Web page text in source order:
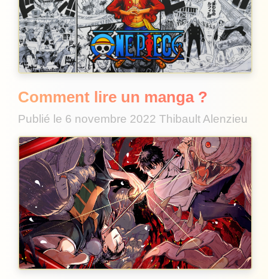
Comment lire un manga ?
Publié le 6 novembre 2022 Thibault Alenzieu